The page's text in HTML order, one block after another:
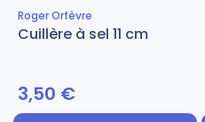
Roger Orfèvre
Cuillère à sel 11 cm
3,50 €